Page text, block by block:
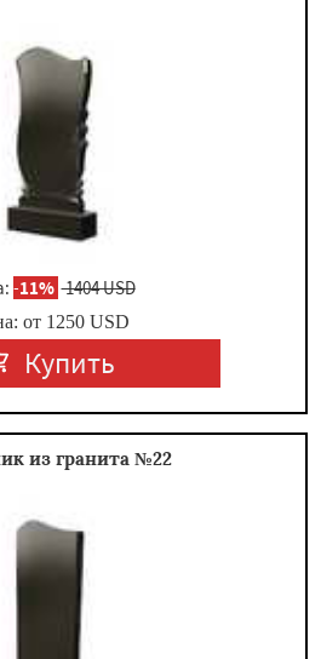
-11% 1404 USD
от 1250USD
Купить
из гранита №22